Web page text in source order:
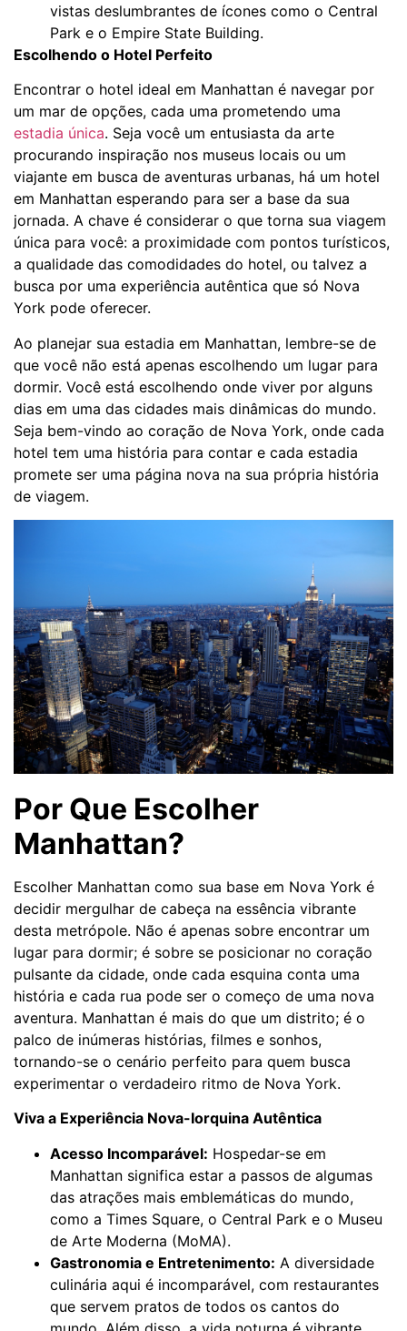
vistas deslumbrantes de ícones como o Central
Park e o Empire State Building.
Escolhendo o Hotel Perfeito
Encontrar o hotel ideal em Manhattan é navegar por
um mar de opções, cada uma prometendo uma
estadia única. Seja você um entusiasta da arte
procurando inspiração nos museus locais ou um
viajante em busca de aventuras urbanas, há um hotel
em Manhattan esperando para ser a base da sua
jornada. A chave é considerar o que torna sua viagem
única para você: a proximidade com pontos turísticos,
a qualidade das comodidades do hotel, ou talvez a
busca por uma experiência autêntica que só Nova
York pode oferecer.
Ao planejar sua estadia em Manhattan, lembre-se de
que você não está apenas escolhendo um lugar para
dormir. Você está escolhendo onde viver por alguns
dias em uma das cidades mais dinâmicas do mundo.
Seja bem-vindo ao coração de Nova York, onde cada
hotel tem uma história para contar e cada estadia
promete ser uma página nova na sua própria história
de viagem.
Por Que Escolher
Manhattan?
Escolher Manhattan como sua base em Nova York é
decidir mergulhar de cabeça na essência vibrante
desta metrópole. Não é apenas sobre encontrar um
lugar para dormir; é sobre se posicionar no coração
pulsante da cidade, onde cada esquina conta uma
história e cada rua pode ser o começo de uma nova
aventura. Manhattan é mais do que um distrito; é o
palco de inúmeras histórias, filmes e sonhos,
tornando-se o cenário perfeito para quem busca
experimentar o verdadeiro ritmo de Nova York.
Viva a Experiência Nova-Iorquina Autêntica
Acesso Incomparável: Hospedar-se em
Manhattan significa estar a passos de algumas
das atrações mais emblemáticas do mundo,
como a Times Square, o Central Park e o Museu
de Arte Moderna (MoMA).
Gastronomia e Entretenimento: A diversidade
culinária aqui é incomparável, com restaurantes
que servem pratos de todos os cantos do